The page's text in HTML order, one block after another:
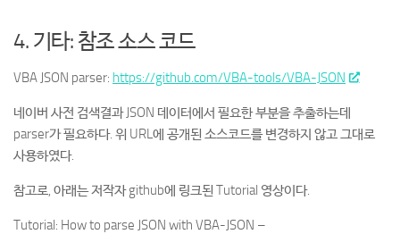
4. 기타: 참조 소스 코드
VBA JSON parser: https://github.com/VBA-tools/VBA-JSON
네이버 사전 검색결과 JSON 데이터에서 필요한 부분을 추출하는데
parser가 필요하다. 위 URL에 공개된 소스코드를 변경하지 않고 그대로
사용하였다.
참고로, 아래는 저작자 github에 링크된 Tutorial 영상이다.
Tutorial: How to parse JSON with VBA-JSON –